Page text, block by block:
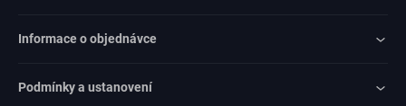
Informace o objednávce
Podmínky a ustanovení